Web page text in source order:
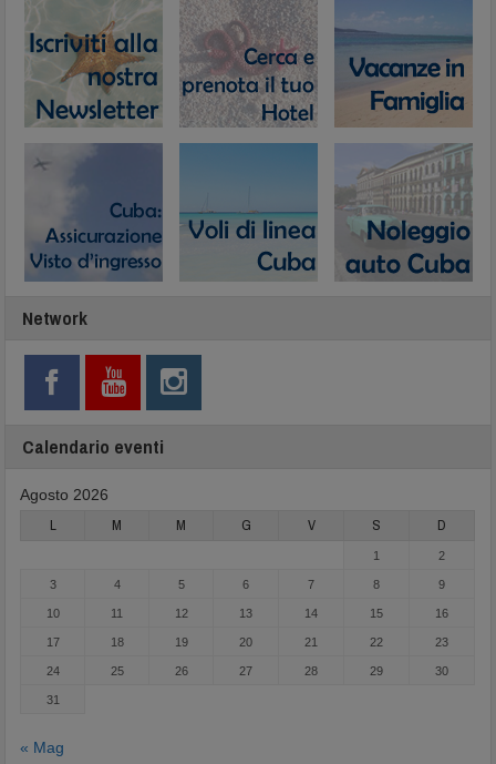
Network
Calendario eventi
Agosto 2026
L M M G V S D
1 2
3 4 5 6 7 8 9
10 11 12 13 14 15 16
17 18 19 20 21 22 23
24 25 26 27 28 29 30
31
« Mag